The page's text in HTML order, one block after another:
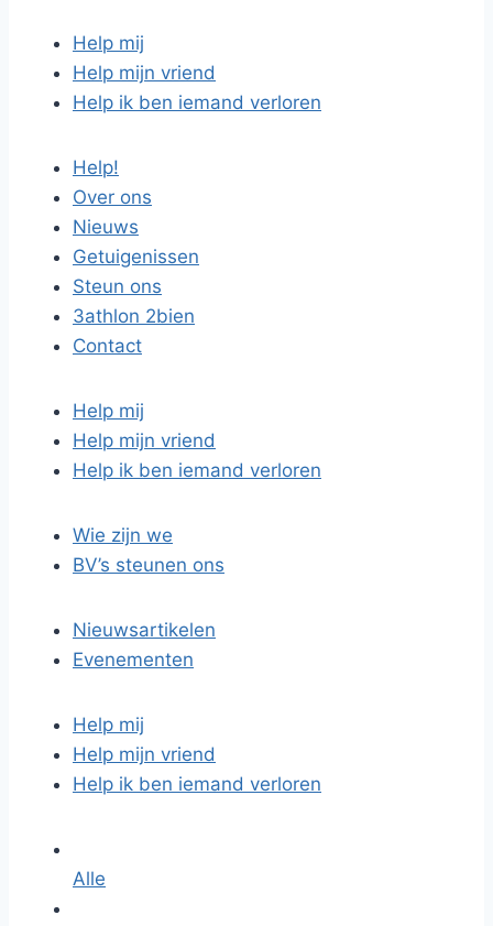
Help mij
Help mijn vriend
Help ik ben iemand verloren
Help!
Over ons
Nieuws
Getuigenissen
Steun ons
3athlon 2bien
Contact
Help mij
Help mijn vriend
Help ik ben iemand verloren
Wie zijn we
BV’s steunen ons
Nieuwsartikelen
Evenementen
Help mij
Help mijn vriend
Help ik ben iemand verloren
Alle